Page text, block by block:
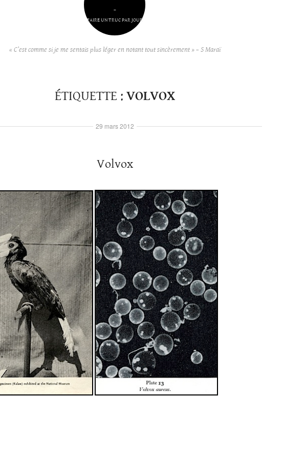
–
FAIRE UN TRUC PAR JOUR
« C’est comme si je me sentais plus léger en notant tout sincèrement » – S Maraï
ÉTIQUETTE : VOLVOX
Volvox
29 mars 2012